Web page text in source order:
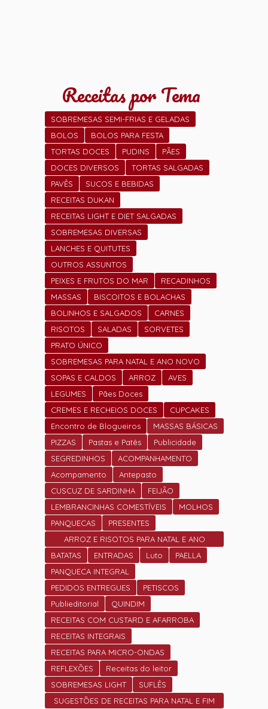
Receitas por Tema
SOBREMESAS SEMI-FRIAS E GELADAS
BOLOS
BOLOS PARA FESTA
TORTAS DOCES
PUDINS
PÃES
DOCES DIVERSOS
TORTAS SALGADAS
PAVÊS
SUCOS E BEBIDAS
RECEITAS DUKAN
RECEITAS LIGHT E DIET SALGADAS
SOBREMESAS DIVERSAS
LANCHES E QUITUTES
OUTROS ASSUNTOS
PEIXES E FRUTOS DO MAR
RECADINHOS
MASSAS
BISCOITOS E BOLACHAS
BOLINHOS E SALGADOS
CARNES
RISOTOS
SALADAS
SORVETES
PRATO ÚNICO
SOBREMESAS PARA NATAL E ANO NOVO
SOPAS E CALDOS
ARROZ
AVES
LEGUMES
Pães Doces
CREMES E RECHEIOS DOCES
CUPCAKES
Encontro de Blogueiros
MASSAS BÁSICAS
PIZZAS
Pastas e Patês
Publicidade
SEGREDINHOS
ACOMPANHAMENTO
Acompamento
Antepasto
CUSCUZ DE SARDINHA
FEIJÃO
LEMBRANCINHAS COMESTÍVEIS
MOLHOS
PANQUECAS
PRESENTES
ARROZ E RISOTOS PARA NATAL E ANO
NOVO
BATATAS ENTRADAS Luto
PAELLA
PANQUECA INTEGRAL
PEDIDOS ENTREGUES
PETISCOS
Publieditorial
QUINDIM
RECEITAS COM CUSTARD E AFARROBA
RECEITAS INTEGRAIS
RECEITAS PARA MICRO-ONDAS
REFLEXÕES
Receitas do leitor
SOBREMESAS LIGHT
SUFLÊS
SUGESTÕES DE RECEITAS PARA NATAL E FIM